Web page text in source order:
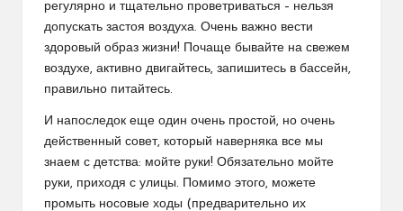
регулярно и тщательно проветриваться – нельзя
допускать застоя воздуха. Очень важно вести
здоровый образ жизни! Почаще бывайте на свежем
воздухе, активно двигайтесь, запишитесь в бассейн,
правильно питайтесь.
И напоследок еще один очень простой, но очень
действенный совет, который наверняка все мы
знаем с детства: мойте руки! Обязательно мойте
руки, приходя с улицы. Помимо этого, можете
промыть носовые ходы (предварительно их